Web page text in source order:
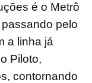
é o Metrô
pelo
a linha já
Piloto,
contornando